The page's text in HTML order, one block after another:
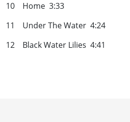
10 Home 3:33
11 Under The Water 4:24
12 Black Water Lilies 4:41